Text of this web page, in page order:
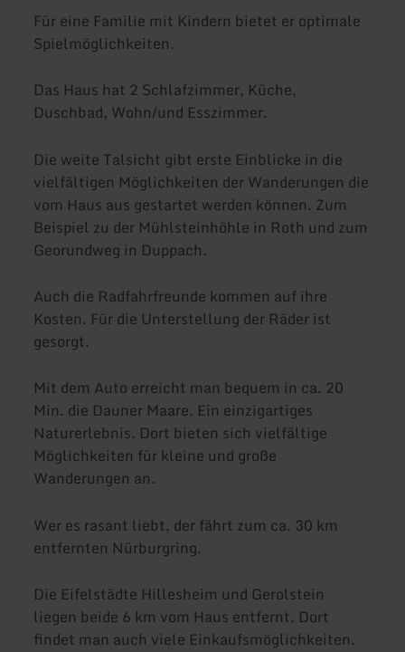
Für eine Familie mit Kindern bietet er optimale
Spielmöglichkeiten.
Das Haus hat 2 Schlafzimmer, Küche,
Duschbad, Wohn/und Esszimmer.
Die weite Talsicht gibt erste Einblicke in die
vielfältigen Möglichkeiten der Wanderungen die
vom Haus aus gestartet werden können. Zum
Beispiel zu der Mühlsteinhöhle in Roth und zum
Georundweg in Duppach.
Auch die Radfahrfreunde kommen auf ihre
Kosten. Für die Unterstellung der Räder ist
gesorgt.
Mit dem Auto erreicht man bequem in ca. 20
Min. die Dauner Maare. Ein einzigartiges
Naturerlebnis. Dort bieten sich vielfältige
Möglichkeiten für kleine und große
Wanderungen an.
Wer es rasant liebt, der fährt zum ca. 30 km
entfernten Nürburgring.
Die Eifelstädte Hillesheim und Gerolstein
liegen beide 6 km vom Haus entfernt. Dort
findet man auch viele Einkaufsmöglichkeiten.